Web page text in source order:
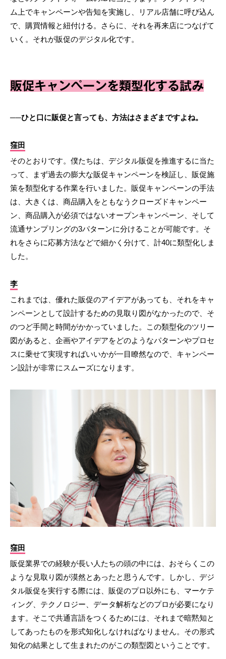
ム上でキャンペーンや告知を実施し、リアル店舗に呼び込ん
で、購買情報と紐付ける。さらに、それを再来店につなげて
いく。それが販促のデジタル化です。
販促キャンペーンを類型化する試み
──ひと口に販促と言っても、方法はさまざまですよね。
窪田
そのとおりです。僕たちは、デジタル販促を推進するに当た
って、まず過去の膨大な販促キャンペーンを検証し、販促施
策を類型化する作業を行いました。販促キャンペーンの手法
は、大きくは、商品購入をともなうクローズドキャンペー
ン、商品購入が必須ではないオープンキャンペーン、そして
流通サンプリングの3パターンに分けることが可能です。そ
れをさらに応募方法などで細かく分けて、計40に類型化しま
した。
李
これまでは、優れた販促のアイデアがあっても、それをキャ
ンペーンとして設計するための見取り図がなかったので、そ
のつど手間と時間がかかっていました。この類型化のツリー
図があると、企画やアイデアをどのようなパターンやプロセ
スに乗せて実現すればいいかが一目瞭然なので、キャンペー
ン設計が非常にスムーズになります。
窪田
販促業界での経験が長い人たちの頭の中には、おそらくこの
ような見取り図が漠然とあったと思うんです。しかし、デジ
タル販促を実行する際には、販促のプロ以外にも、マーケテ
ィング、テクノロジー、データ解析などのプロが必要になり
ます。そこで共通言語をつくるためには、それまで暗黙知と
してあったものを形式知化しなければなりません。その形式
知化の結果として生まれたのがこの類型図ということです。